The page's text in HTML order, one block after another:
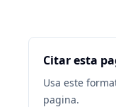
Citar esta
Usa este
pagina.